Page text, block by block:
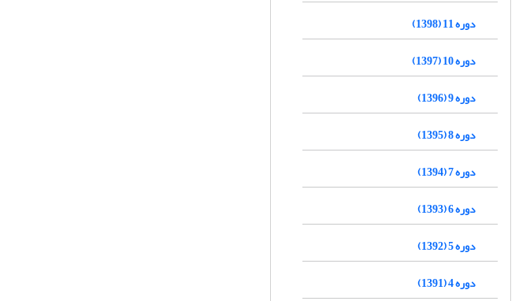
دوره 11 (1398)
دوره 10 (1397)
دوره 9 (1396)
دوره 8 (1395)
دوره 7 (1394)
دوره 6 (1393)
دوره 5 (1392)
دوره 4 (1391)